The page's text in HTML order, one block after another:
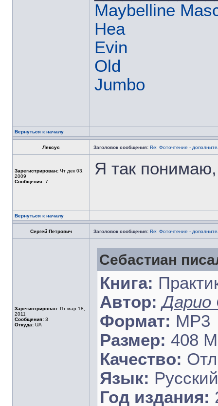
Maybelline
Hea
Evin
Old
Jumbo
Вернуться к началу
Лексус Заголовок сообщения: Re: Фоточтение -
Зарегистрирован: Чт дек 03,
2009
Сообщения: 7
Я так понимаю,
Вернуться к началу
Сергей Петрович Заголовок сообщения: Re: Фоточтение -
Зарегистрирован: Пт мар 18,
2011
Сообщения: 3
Откуда: UA
Себастиан
Книга:
Автор: Дарио
Формат: MP3
Размер: 408
Качество:
Язык: Русский
Год издания: